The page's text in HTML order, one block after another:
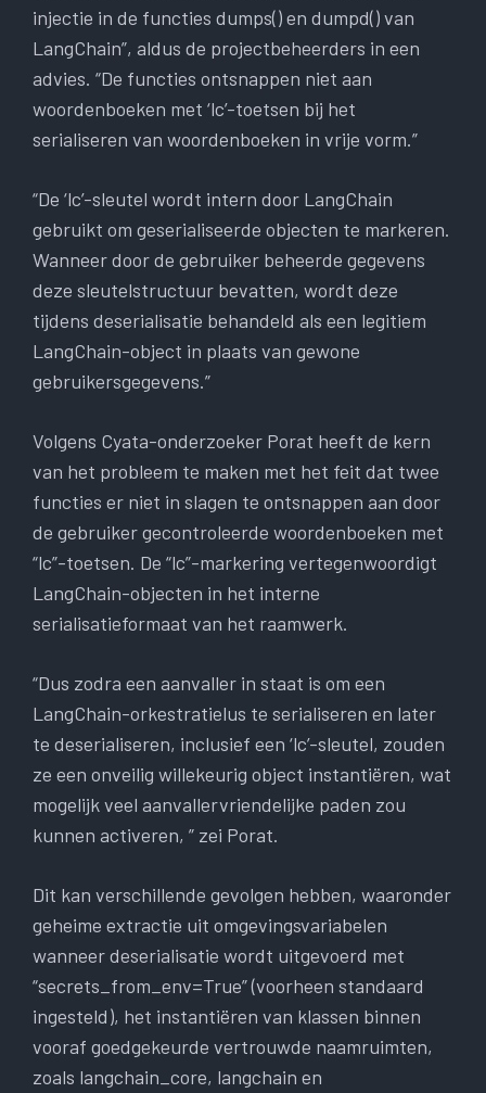
injectie in de functies dumps() en dumpd() van
LangChain”, aldus de projectbeheerders in een
advies. “De functies ontsnappen niet aan
woordenboeken met ‘lc’-toetsen bij het
serialiseren van woordenboeken in vrije vorm.”
“De ‘lc’-sleutel wordt intern door LangChain
gebruikt om geserialiseerde objecten te markeren.
Wanneer door de gebruiker beheerde gegevens
deze sleutelstructuur bevatten, wordt deze
tijdens deserialisatie behandeld als een legitiem
LangChain-object in plaats van gewone
gebruikersgegevens.”
Volgens Cyata-onderzoeker Porat heeft de kern
van het probleem te maken met het feit dat twee
functies er niet in slagen te ontsnappen aan door
de gebruiker gecontroleerde woordenboeken met
“lc”-toetsen. De “lc”-markering vertegenwoordigt
LangChain-objecten in het interne
serialisatieformaat van het raamwerk.
“Dus zodra een aanvaller in staat is om een ​​
LangChain-orkestratielus te serialiseren en later
te deserialiseren, inclusief een ‘lc’-sleutel, zouden
ze een onveilig willekeurig object instantiëren, wat
mogelijk veel aanvallervriendelijke paden zou
kunnen activeren, ” zei Porat.
Dit kan verschillende gevolgen hebben, waaronder
geheime extractie uit omgevingsvariabelen
wanneer deserialisatie wordt uitgevoerd met
“secrets_from_env=True” (voorheen standaard
ingesteld), het instantiëren van klassen binnen
vooraf goedgekeurde vertrouwde naamruimten,
zoals langchain_core, langchain en